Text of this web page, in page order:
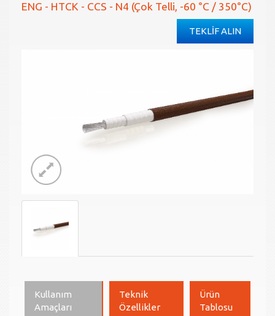
ENG - HTCK - CCS - N4 (Çok Telli, -60 °C / 350°C)
TEKLİF ALIN
Kullanım
Amaçları
Teknik
Özellikler
Ürün
Tablosu